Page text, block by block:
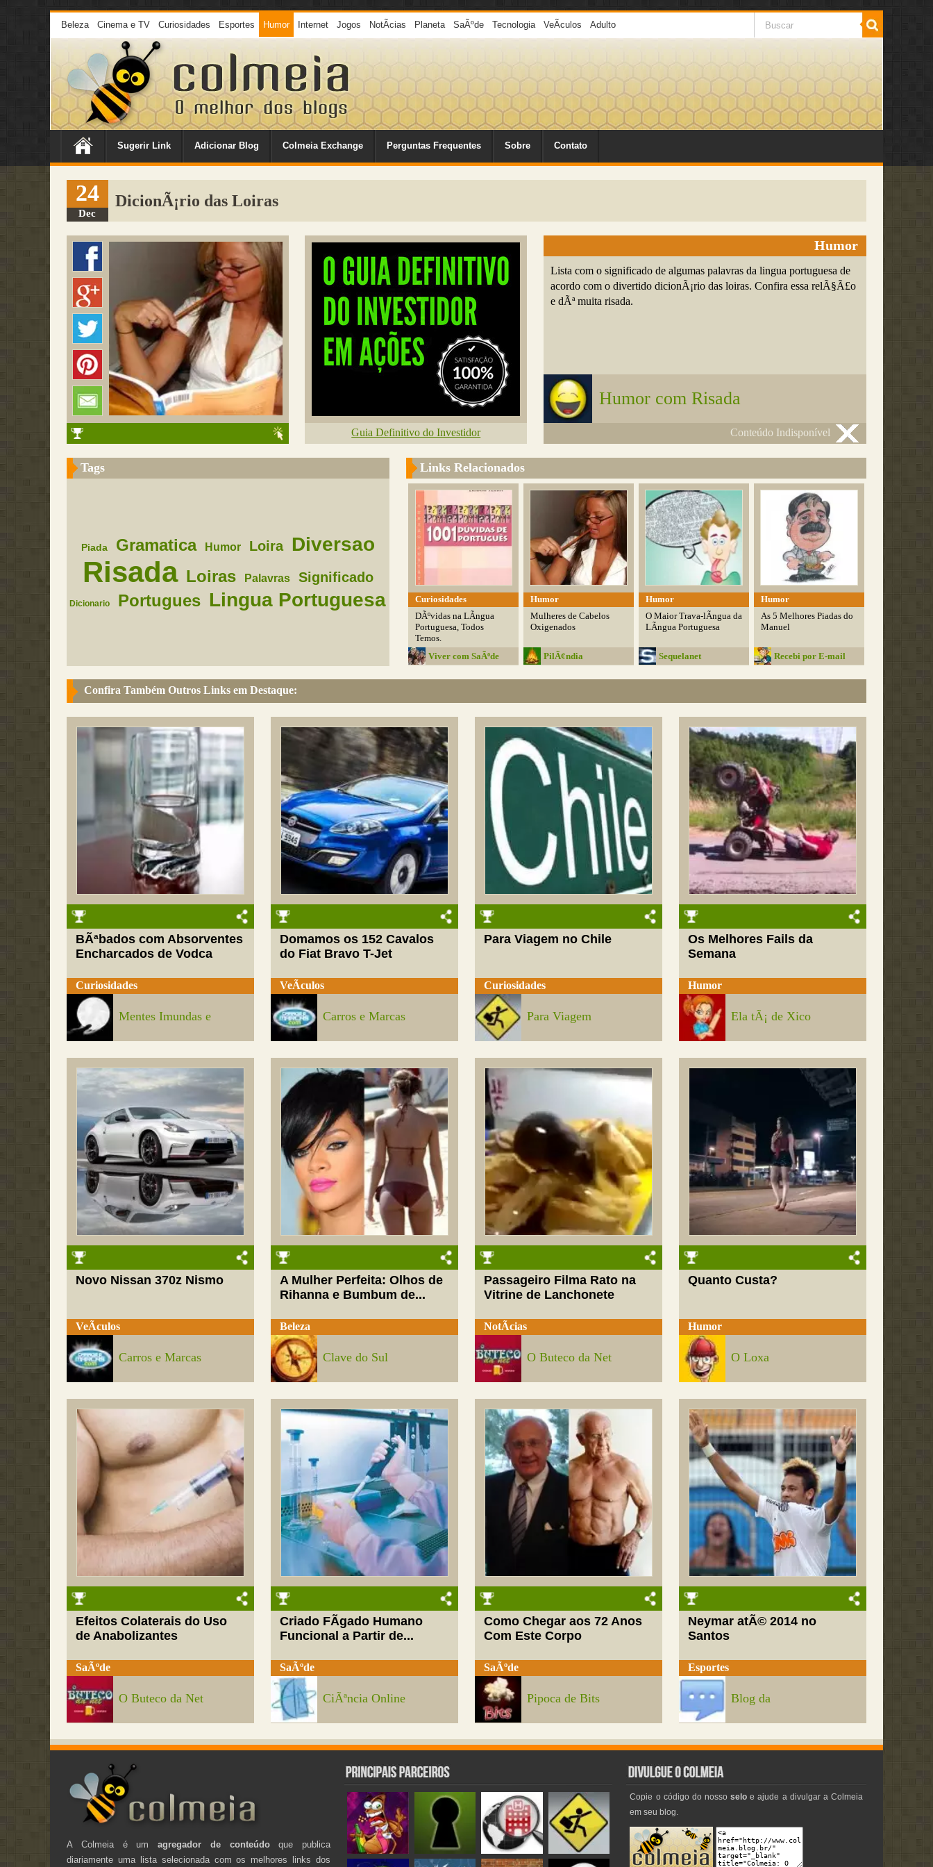
Beleza Cinema e TV Curiosidades Esportes Humor Internet Jogos NotÃ­cias Planeta SaÃºde Tecnologia VeÃ­culos Adulto
Sugerir Link Adicionar Blog Colmeia Exchange Perguntas Frequentes Sobre Contato
24
Dec
DicionÃ¡rio das Loiras
Guia Definitivo do Investidor
Humor
Lista com o significado de algumas palavras da lingua portuguesa de
acordo com o divertido dicionÃ¡rio das loiras. Confira essa relÃ§Ã£o
e dÃª muita risada.
Humor com Risada
Conteúdo Indisponível
Tags
Piada Gramatica Humor Loira Diversao
Risada Loiras Palavras Significado
Dicionario Portugues Lingua Portuguesa
Links Relacionados
Curiosidades
DÃºvidas na LÃ­ngua
Portuguesa, Todos
Temos.
Viver com SaÃºde
Humor
Mulheres de Cabelos
Oxigenados
PilÃ¢ndia
Humor
O Maior Trava-lÃ­ngua da
LÃ­ngua Portuguesa
Sequelanet
Humor
As 5 Melhores Piadas do
Manuel
Recebi por E-mail
Confira Também Outros Links em Destaque:
BÃªbados com Absorventes
Encharcados de Vodca
Curiosidades
Mentes Imundas e
Domamos os 152 Cavalos
do Fiat Bravo T-Jet
VeÃ­culos
Carros e Marcas
Para Viagem no Chile
Curiosidades
Para Viagem
Os Melhores Fails da
Semana
Humor
Ela tÃ¡ de Xico
Novo Nissan 370z Nismo
VeÃ­culos
Carros e Marcas
A Mulher Perfeita: Olhos de
Rihanna e Bumbum de...
Beleza
Clave do Sul
Passageiro Filma Rato na
Vitrine de Lanchonete
NotÃ­cias
O Buteco da Net
Quanto Custa?
Humor
O Loxa
Efeitos Colaterais do Uso
de Anabolizantes
SaÃºde
O Buteco da Net
Criado FÃ­gado Humano
Funcional a Partir de...
SaÃºde
CiÃªncia Online
Como Chegar aos 72 Anos
Com Este Corpo
SaÃºde
Pipoca de Bits
Neymar atÃ© 2014 no
Santos
Esportes
Blog da
A Colmeia é umagregador de conteúdoque publica
diariamente uma lista selecionada com os melhores links dos
Copie o código do nossoselo e ajude a divulgar a Colmeia
em seu blog.